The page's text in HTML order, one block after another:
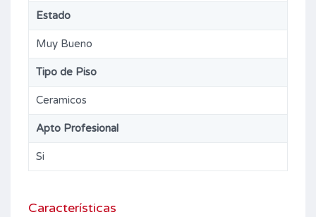
Estado
Muy Bueno
Tipo de Piso
Ceramicos
Apto Profesional
Si
Características